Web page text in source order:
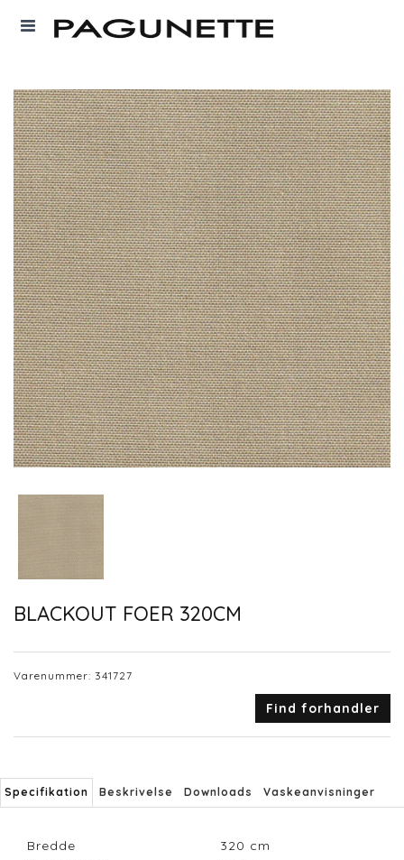
BLACKOUT FOER 320CM
Varenummer: 341727
Find forhandler
Specifikation Beskrivelse Downloads Vaskeanvisninger
Bredde 320 cm